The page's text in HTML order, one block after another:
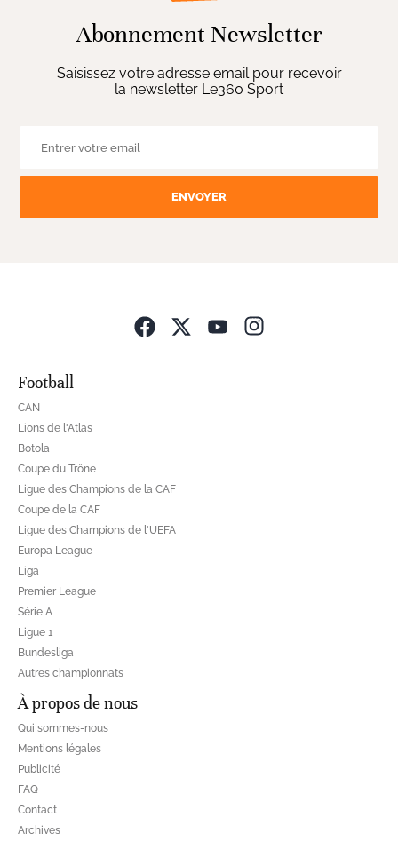
Abonnement Newsletter
Saisissez votre adresse email pour recevoir
la newsletter Le360 Sport
ENVOYER
Football
CAN
Lions de l'Atlas
Botola
Coupe du Trône
Ligue des Champions de la CAF
Coupe de la CAF
Ligue des Champions de l'UEFA
Europa League
Liga
Premier League
Série A
Ligue 1
Bundesliga
Autres championnats
À propos de nous
Qui sommes-nous
Mentions légales
Publicité
FAQ
Contact
Archives